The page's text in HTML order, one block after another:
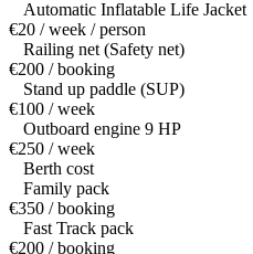
Automatic Inflatable Life Jacket
€20 / week / person
Railing net (Safety net)
€200 / booking
Stand up paddle (SUP)
€100 / week
Outboard engine 9 HP
€250 / week
Berth cost
Family pack
€350 / booking
Fast Track pack
€200 / booking